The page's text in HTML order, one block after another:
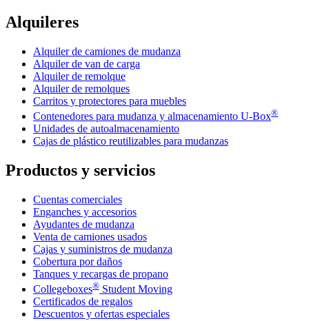
Alquileres
Alquiler de camiones de mudanza
Alquiler de van de carga
Alquiler de remolque
Alquiler de remolques
Carritos y protectores para muebles
Contenedores para mudanza y almacenamiento U-Box®
Unidades de autoalmacenamiento
Cajas de plástico reutilizables para mudanzas
Productos y servicios
Cuentas comerciales
Enganches y accesorios
Ayudantes de mudanza
Venta de camiones usados
Cajas y suministros de mudanza
Cobertura por daños
Tanques y recargas de propano
Collegeboxes® Student Moving
Certificados de regalos
Descuentos y ofertas especiales